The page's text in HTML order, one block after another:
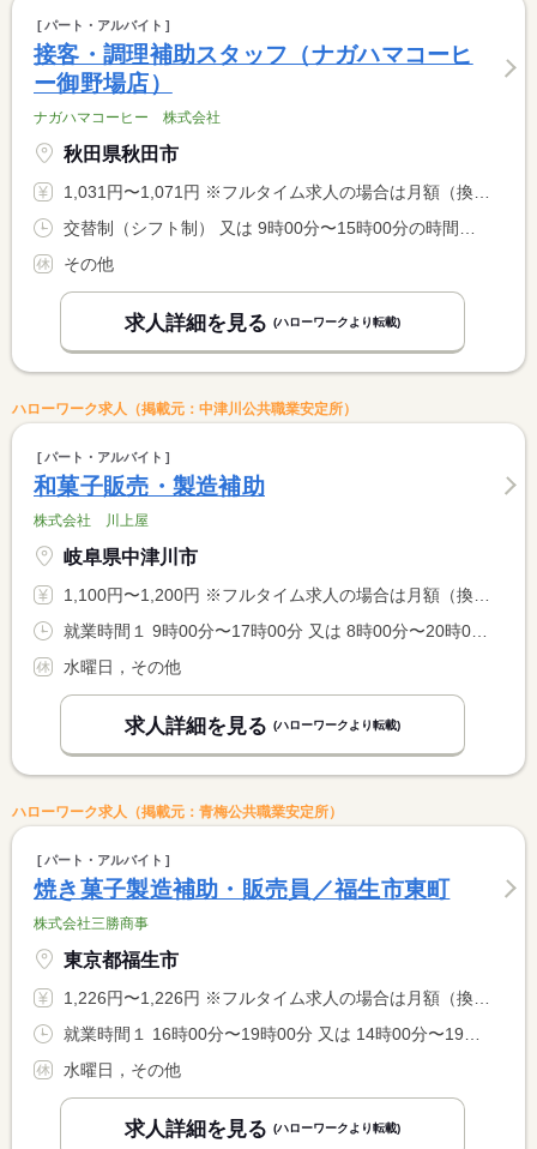
パート・アルバイト
接客・調理補助スタッフ（ナガハマコーヒ
ー御野場店）
ナガハマコーヒー 株式会社
秋田県秋田市
1,031円〜1,071円 ※フルタイム求人の場合は月額（換算額）、パート求人の場合は時間額を表示しています。
交替制（シフト制） 又は 9時00分〜15時00分の時間の間の4時間程度 就業時間に関する特記事項 ＊上記時間帯から４時間〜で相談可能 <BR> ＊労働時間により休憩時間変動あり <BR> 土日祝勤務出来る方
その他
求人詳細を見る (ハローワークより転載)
ハローワーク求人（掲載元：中津川公共職業安定所）
パート・アルバイト
和菓子販売・製造補助
株式会社 川上屋
岐阜県中津川市
1,100円〜1,200円 ※フルタイム求人の場合は月額（換算額）、パート求人の場合は時間額を表示しています。
就業時間１ 9時00分〜17時00分 又は 8時00分〜20時00分の時間の間の4時間以上 就業時間に関する特記事項 就業日数、時間は相談に応じます。 <BR> 就業時間により、休憩時間は異なります。
水曜日，その他
求人詳細を見る (ハローワークより転載)
ハローワーク求人（掲載元：青梅公共職業安定所）
パート・アルバイト
焼き菓子製造補助・販売員／福生市東町
株式会社三勝商事
東京都福生市
1,226円〜1,226円 ※フルタイム求人の場合は月額（換算額）、パート求人の場合は時間額を表示しています。
就業時間１ 16時00分〜19時00分 又は 14時00分〜19時00分の時間の間の3時間以上 就業時間に関する特記事項 ＊応相談
水曜日，その他
求人詳細を見る (ハローワークより転載)